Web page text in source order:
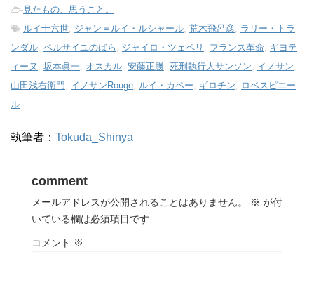
-見たもの、思うこと。
-ルイ十六世 ジャン＝ルイ・ルシャール 荒木飛呂彦 ラリー・トラ
ンダル ベルサイユのばら ジャイロ・ツェペリ フランス革命
ギヨテ
ィーヌ
坂本眞一 オスカル 安藤正勝 死刑執行人サンソン イノサン
山田浅右衛門
イノサンRouge ルイ・カペー ギロチン
ロベスピエー
ル
執筆者： Tokuda_Shinya
comment
メールアドレスが公開されることはありません。 ※ が付
いている欄は必須項目です
コメント ※